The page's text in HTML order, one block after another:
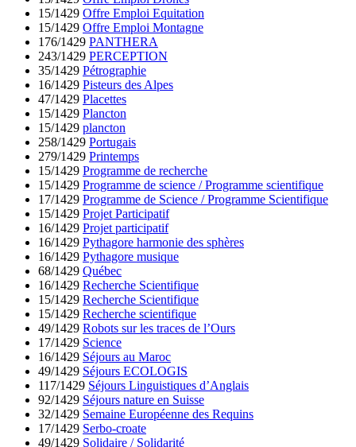
15/1429 Offre Emploi Equitation
15/1429 Offre Emploi Montagne
176/1429 PANTHERA
243/1429 PERCEPTION
35/1429 Pétrographie
16/1429 Pisteurs des Alpes
47/1429 Placettes
15/1429 Plancton
15/1429 plancton
258/1429 Portugais
279/1429 Printemps
15/1429 Programme de recherche
15/1429 Programme de science / Programme scientifique
17/1429 Programme de Science / Programme Scientifique
15/1429 Projet Participatif
16/1429 Projet participatif
16/1429 Pythagore harmonie des sphères
16/1429 Pythagore musique
68/1429 Québec
16/1429 Recherche Scientifique
15/1429 Recherche Scientifique
15/1429 Recherche scientifique
49/1429 Robots sur les traces de l’Ours
17/1429 Science
16/1429 Séjours au Maroc
49/1429 Séjours ECOLOGIS
117/1429 Séjours Linguistiques d’Anglais
92/1429 Séjours nature en Suisse
32/1429 Semaine Européenne des Requins
17/1429 Serbo-croate
49/1429 Solidaire / Solidarité